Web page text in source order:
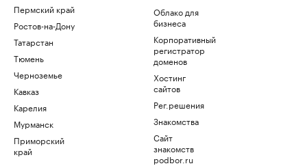
Пермский край
Ростов-на-Дону
Татарстан
Тюмень
Черноземье
Кавказ
Карелия
Мурманск
Приморский
край
Облако для
бизнеса
Корпоративный
регистратор
доменов
Хостинг
сайтов
Рег.решения
Знакомства
Сайт
знакомств
podbor.ru